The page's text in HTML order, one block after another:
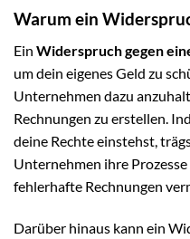
Warum ein
Ein Widerspruch gegen
um dein eigenes Geld zu
Unternehmen dazu
Rechnungen zu erstellen.
deine Rechte einstehst,
Unternehmen ihre
fehlerhafte Rechnungen
Darüber hinaus kann ein